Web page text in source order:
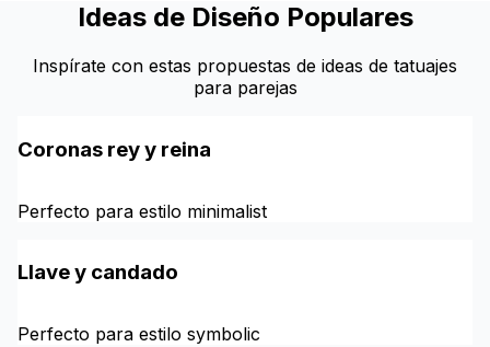
Ideas de Diseño Populares
Inspírate con estas propuestas de ideas de tatuajes
para parejas
Coronas rey y reina
Perfecto para estilo minimalist
Llave y candado
Perfecto para estilo symbolic